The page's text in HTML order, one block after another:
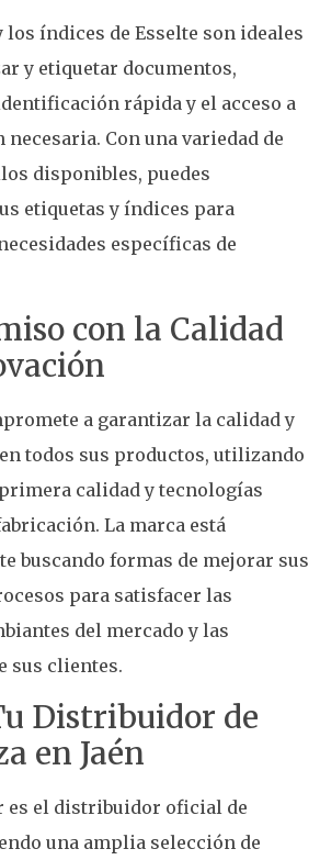
los índices de Esselte son ideales
y etiquetar documentos,
rápida y el acceso a
Con una variedad de
disponibles, puedes
etiquetas y índices para
específicas de
con la Calidad
a garantizar la calidad y
todos sus productos, utilizando
calidad y tecnologías
La marca está
buscando formas de mejorar sus
para satisfacer las
del mercado y las
sus clientes.
Distribuidor de
en Jaén
es el distribuidor oficial de
una amplia selección de